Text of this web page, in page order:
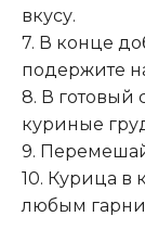
вкусу.
7. В конце
подержите
8. В готовый
куриные
9.
10. Курица в
любым